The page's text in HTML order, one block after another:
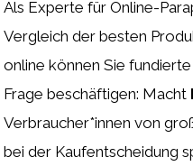
Als Experte für Online-
Vergleich der besten
online können Sie
Frage beschäftigen: Macht
Verbraucher*innen von
bei der Kaufentscheidung